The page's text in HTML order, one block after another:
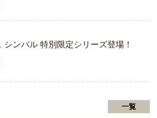
シンバル 特別限定シリーズ登場！
一覧